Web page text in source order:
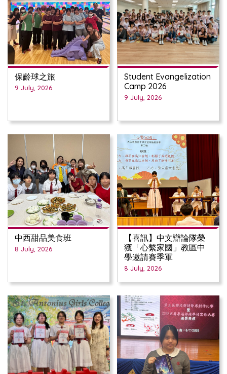
保齡球之旅
9 July, 2026
Student Evangelization
Camp 2026
9 July, 2026
中西甜品美食班
8 July, 2026
【喜訊】中文辯論隊榮
獲「心繫家國」教區中
學邀請賽季軍
8 July, 2026